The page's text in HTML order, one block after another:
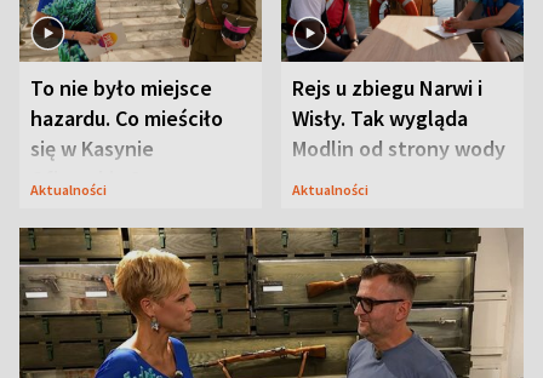
To nie było miejsce
hazardu. Co mieściło
się w Kasynie
Oficerskim?
Aktualności
Rejs u zbiegu Narwi i
Wisły. Tak wygląda
Modlin od strony wody
Aktualności